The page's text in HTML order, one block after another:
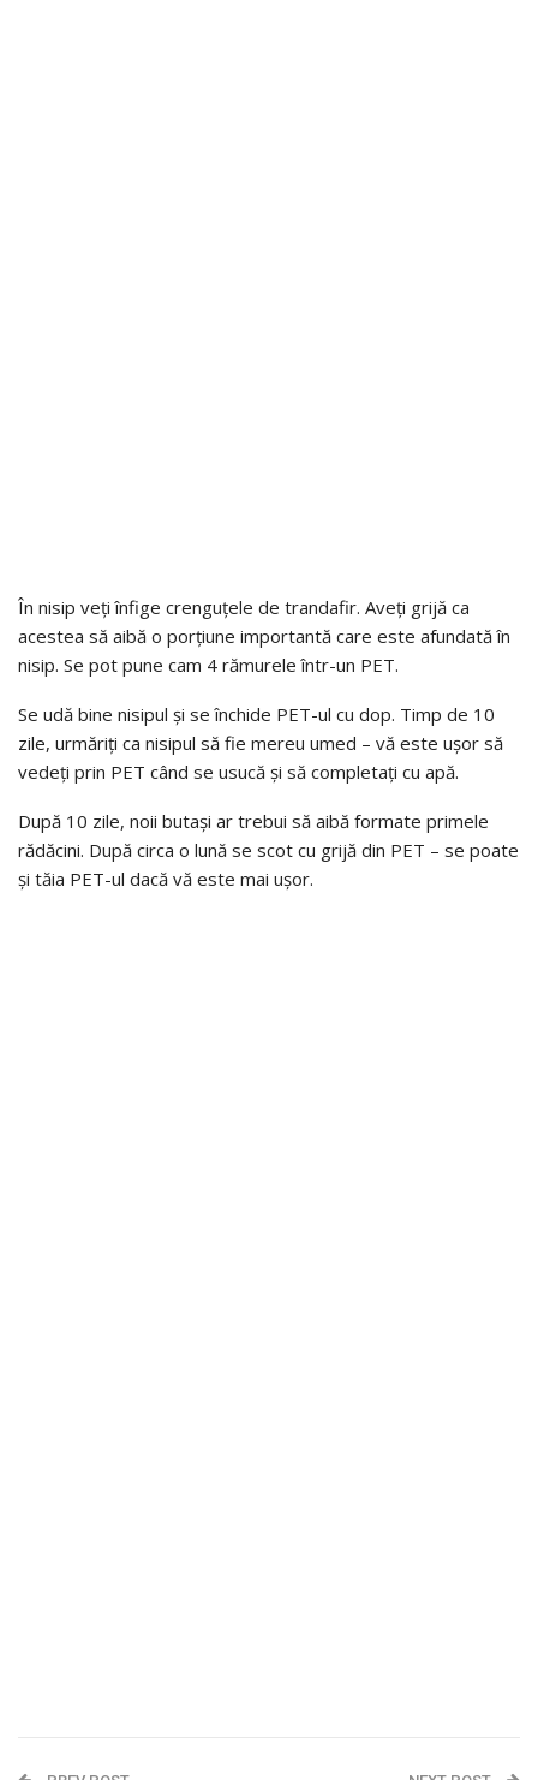
În nisip veți înfige crenguțele de trandafir. Aveți grijă ca
acestea să aibă o porțiune importantă care este afundată în
nisip. Se pot pune cam 4 rămurele într-un PET.
Se udă bine nisipul și se închide PET-ul cu dop. Timp de 10
zile, urmăriți ca nisipul să fie mereu umed – vă este ușor să
vedeți prin PET când se usucă și să completați cu apă.
După 10 zile, noii butași ar trebui să aibă formate primele
rădăcini. După circa o lună se scot cu grijă din PET – se poate
și tăia PET-ul dacă vă este mai ușor.